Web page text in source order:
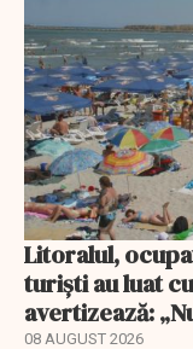
Litoralul,
turiști au luat
avertizează:
08 AUGUST 2026